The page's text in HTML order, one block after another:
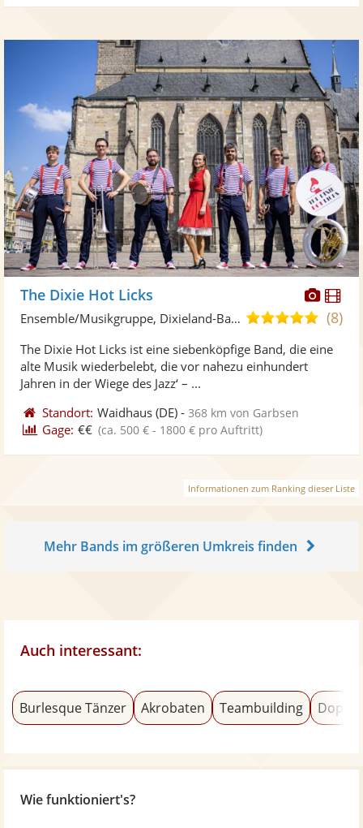
Fotos
The Dixie Hot Licks
5,0
5
(8)
Ensemble/Musikgruppe, Dixieland-Band
The Dixie Hot Licks ist eine siebenköpfige Band, die eine
alte Musik wiederbelebt, die vor nahezu einhundert
Jahren in der Wiege des Jazz‘ – ...
Standort: Waidhaus (DE) -368 km von Garbsen
Gage: €€ (ca. 500 € - 1800 € pro Auftritt)
Informationen zum Ranking dieser Liste
Mehr Bands im größeren Umkreis finden
Auch interessant:
Burlesque Tänzer Akrobaten Teambuilding
Wie funktioniert's?